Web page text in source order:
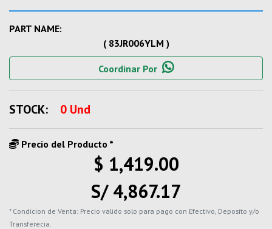
PART NAME:
( 83JR006YLM )
Coordinar Por
STOCK: 0 Und
Precio del Producto *
$ 1,419.00
S/ 4,867.17
* Condicion de Venta: Precio valido solo para pago con Efectivo, Deposito y/o
Transferecia.